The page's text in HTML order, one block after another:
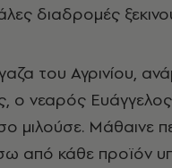
διαδρομές
του Αγρινίου,
ο νεαρός
μιλούσε. Μάθαινε
από κάθε προϊόν